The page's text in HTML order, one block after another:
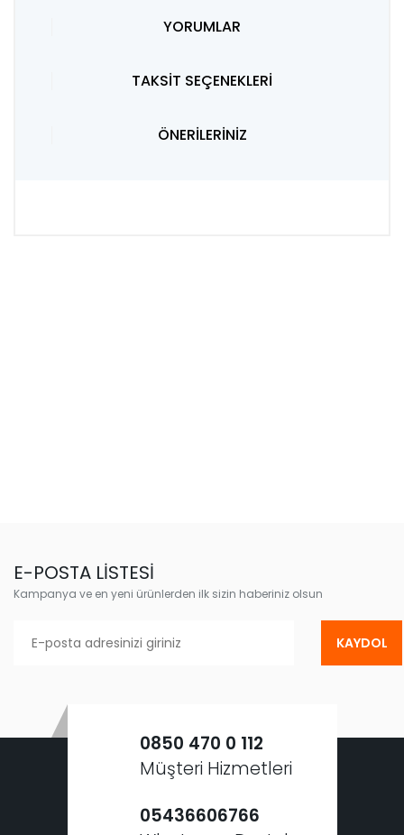
YORUMLAR
TAKSİT SEÇENEKLERİ
ÖNERİLERİNİZ
E-POSTA LİSTESİ
Kampanya ve en yeni ürünlerden ilk sizin haberiniz olsun
KAYDOL
0850 470 0 112
Müşteri Hizmetleri
05436606766